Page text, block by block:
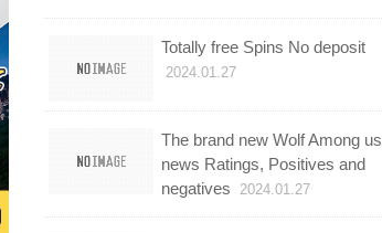
Totally free Spins No deposit
2024.01.27
The brand new Wolf Among us
news Ratings, Positives and
negatives
2024.01.27